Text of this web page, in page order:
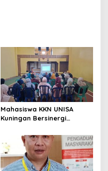
Mahasiswa KKN UNISA
Kuningan Bersinergi
Puskesmas, Fokus Edukasi
ASI, Cegah Stunting hingga
Perawatan Lansia